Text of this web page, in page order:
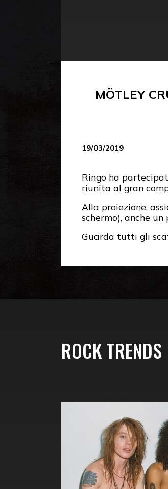
MÖTLEY
19/03/2019
Ringo ha
riunita al gran
Alla proiezione,
schermo), anche
Guarda tutti gli
ROCK TRENDS